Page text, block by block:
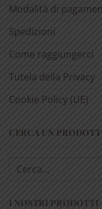
Modalità di
Spedizioni
Come raggiungerci
Tutela della Privacy
Cookie Policy (UE)
CERCA UN
Cerca:
I NOSTRI PRODOTTI